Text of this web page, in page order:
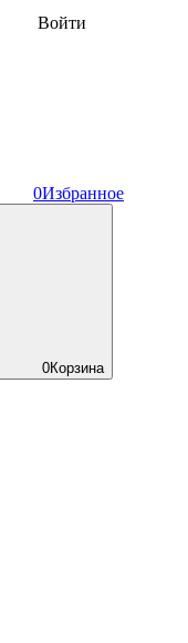
Войти
0Избранное
0Корзина